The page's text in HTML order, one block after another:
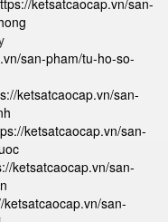
ketsatcaocap.vn/san-
san-pham/tu-ho-so-
ketsatcaocap.vn/san-
ketsatcaocap.vn/san-
ketsatcaocap.vn/san-
ketsatcaocap.vn/san-